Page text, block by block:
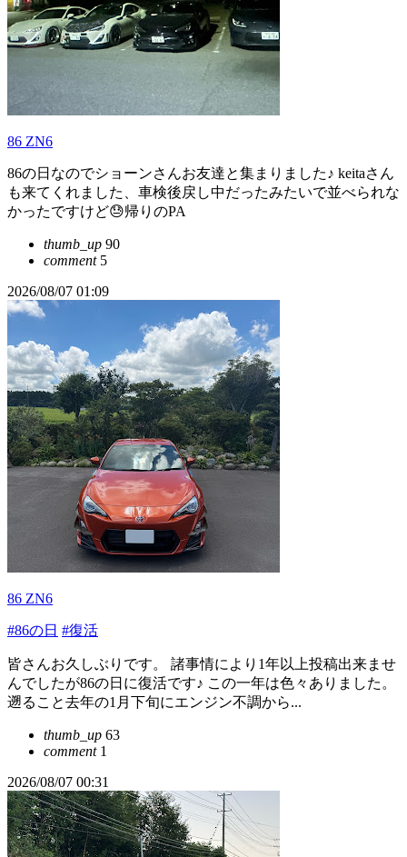
86 ZN6
86の日なのでショーンさんお友達と集まりました♪ keitaさん
も来てくれました、車検後戻し中だったみたいで並べられな
かったですけど😓帰りのPA
thumb_up 90
comment5
2026/08/07 01:09
86 ZN6
#86の日 #復活
皆さんお久しぶりです。 諸事情により1年以上投稿出来ませ
んでしたが86の日に復活です♪ この一年は色々ありました。
遡ること去年の1月下旬にエンジン不調から...
thumb_up 63
comment1
2026/08/07 00:31